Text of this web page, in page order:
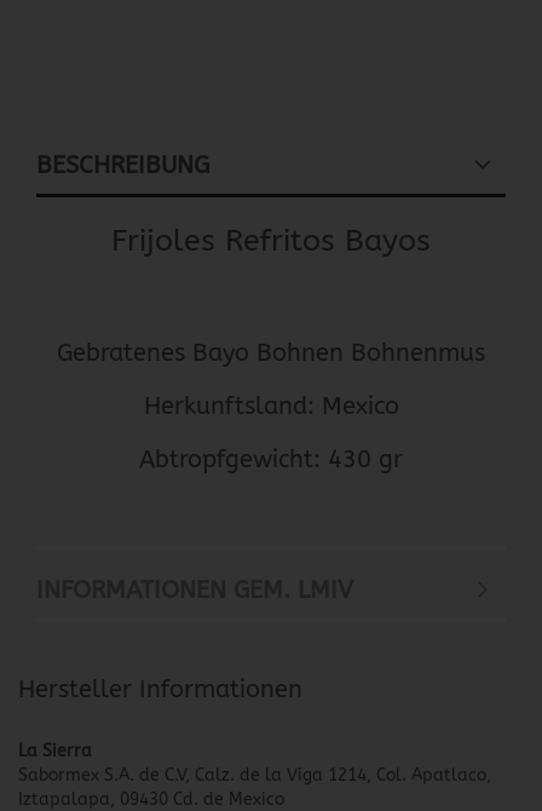
BESCHREIBUNG
Frijoles Refritos Bayos
Gebratenes Bayo Bohnen Bohnenmus
Herkunftsland: Mexico
Abtropfgewicht: 430 gr
Hersteller Informationen
La Sierra
Sabormex S.A. de C.V, Calz. de la Viga 1214, Col. Apatlaco,
Iztapalapa, 09430 Cd. de Mexico